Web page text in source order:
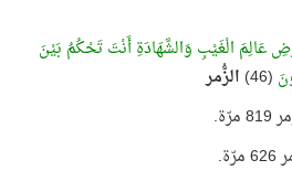
عَالِمَ الْغَيْبِ وَالشَّهَادَةِ أَنْتَ تَحْكُمُ بَيْنَ
(46)
الزُّمر